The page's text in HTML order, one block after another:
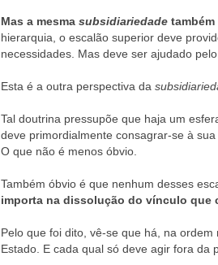
Mas a mesma subsidiariedade
hierarquia, o escalão superior deve
necessidades. Mas deve ser ajudado
Esta é a outra perspectiva da
Tal doutrina pressupõe que haja um
deve primordialmente consagrar-se à
O que não é menos óbvio.
Também óbvio é que nenhum desses
importa na dissolução do vínculo que
Pelo que foi dito, vê-se que há, na
Estado. E cada qual só deve agir fora da